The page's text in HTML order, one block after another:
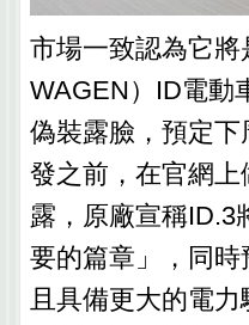
市場一致認為它
WAGEN）ID電動
偽裝露臉，預定
發之前，在官網
露，原廠宣稱ID.3
要的篇章」，同
且具備更大的電